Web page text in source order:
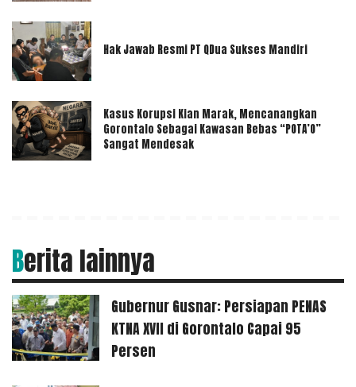
Hak Jawab Resmi PT QDua Sukses Mandiri
Kasus Korupsi Kian Marak, Mencanangkan
Gorontalo Sebagai Kawasan Bebas “POTA’O”
Sangat Mendesak
Berita lainnya
Gubernur Gusnar: Persiapan PENAS
KTNA XVII di Gorontalo Capai 95
Persen